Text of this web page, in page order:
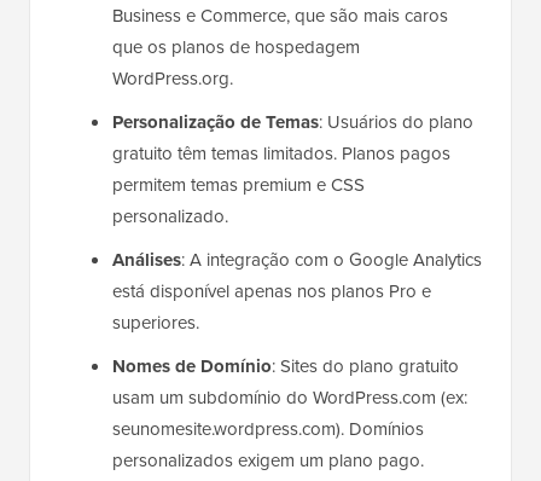
Business e Commerce, que são mais caros
que os planos de hospedagem
WordPress.org.
Personalização de Temas: Usuários do plano
gratuito têm temas limitados. Planos pagos
permitem temas premium e CSS
personalizado.
Análises: A integração com o Google Analytics
está disponível apenas nos planos Pro e
superiores.
Nomes de Domínio: Sites do plano gratuito
usam um subdomínio do WordPress.com (ex:
seunomesite.wordpress.com). Domínios
personalizados exigem um plano pago.